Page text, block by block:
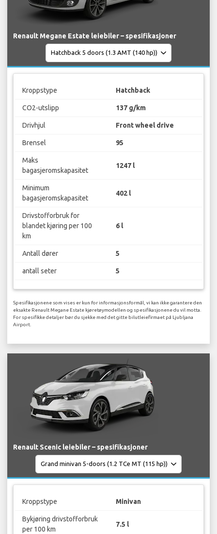
Renault Megane Estate leiebiler – spesifikasjoner
Kroppstype Hatchback
CO2-utslipp 137 g/km
Drivhjul Front wheel drive
Brensel 95
Maks
bagasjeromskapasitet
1247 l
Minimum
bagasjeromskapasitet
402 l
Drivstofforbruk for
blandet kjøring per 100
km
6 l
Antall dører 5
antall seter 5
Spesifikasjonene som vises er kun for informasjonsformål, vi kan ikke garantere den
eksakte Renault Megane Estate kjøretøymodellen og spesifikasjonene du vil motta.
For spesifikke detaljer bør du sjekke med det gitte bilutleiefirmaet på Ljubljana
Airport.
Renault Scenic leiebiler – spesifikasjoner
Kroppstype Minivan
Bykjøring drivstofforbruk
per 100 km
7.5 l